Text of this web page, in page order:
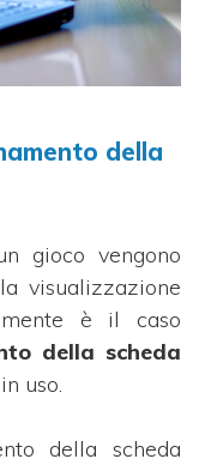
della
gioco vengono
visualizzazione
è il caso
della scheda
in uso.
della scheda